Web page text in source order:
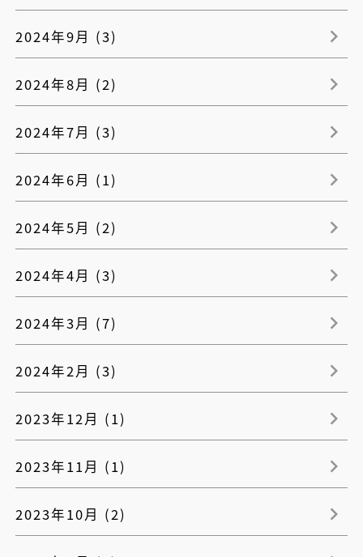
2024年9月 (3)
2024年8月 (2)
2024年7月 (3)
2024年6月 (1)
2024年5月 (2)
2024年4月 (3)
2024年3月 (7)
2024年2月 (3)
2023年12月 (1)
2023年11月 (1)
2023年10月 (2)